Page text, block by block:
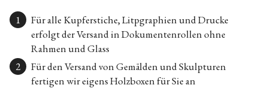
Für alle Kupferstiche, Litpgraphien und Drucke
erfolgt der Versand in Dokumentenrollen ohne
Rahmen und Glass
Für den Versand von Gemälden und Skulpturen
fertigen wir eigens Holzboxen für Sie an